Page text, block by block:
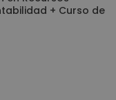
+ Curso de